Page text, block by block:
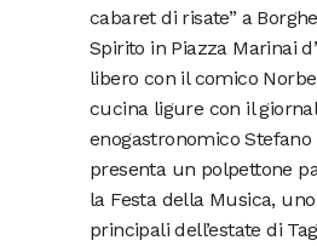
cabaret di risate” a
Spirito in Piazza Marinai
libero con il comico
cucina ligure con il
enogastronomico Stefano
presenta un polpettone
la Festa della Musica,
principali dell’estate di